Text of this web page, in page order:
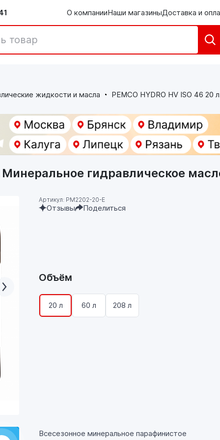
О компанииНаши магазиныДоставка и
жидкости и масла PEMCO HYDRO HV ISO 46 20
Минеральное гидравлическое
Артикул: PM2202-20-E
Отзывы Поделиться
Объём
20 л 60 л 208 л
Всесезонное минеральное парафинистое